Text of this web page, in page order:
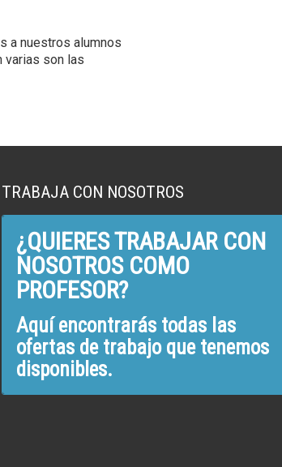
a nuestros alumnos
varias son las
TRABAJA CON NOSOTROS
¿QUIERES TRABAJAR CON
NOSOTROS COMO
PROFESOR?
Aquí encontrarás todas las
ofertas de trabajo que tenemos
disponibles.